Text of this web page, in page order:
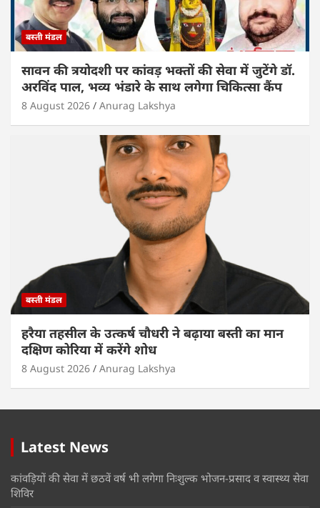
बस्ती मंडल
सावन की त्रयोदशी पर कांवड़ भक्तों की सेवा में जुटेंगे डॉ.
अरविंद पाल, भव्य भंडारे के साथ लगेगा चिकित्सा कैंप
8 August 2026 Anurag Lakshya
बस्ती मंडल
हरैया तहसील के उत्कर्ष चौधरी ने बढ़ाया बस्ती का मान
दक्षिण कोरिया में करेंगे शोध
8 August 2026 Anurag Lakshya
Latest News
कांवड़ियों की सेवा में छठवें वर्ष भी लगेगा निःशुल्क भोजन-प्रसाद व स्वास्थ्य सेवा
शिविर